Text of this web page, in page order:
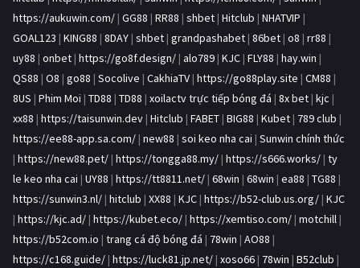
https://aukuwin.com/ | GG88 | RR88 | shbet | Hitclub | NHATVIP |
GOAL123 | KING88 | 8DAY | shbet | grandpashabet | 86bet | o8 | rr88 |
uy88 | onbet | https://go8f.design/ | alo789 | KJC | FLY88 | hay.win |
QS88 | O8 | go88 | Socolive | CakhiaTV | https://go88play.site | CM88 |
8US | Phim Moi | TD88 | TD88 | xoilactv trực tiếp bóng đá | 8x bet | kjc |
xx88 | https://taisunwin.dev | Hitclub | FABET | BIG88 | Kubet | 789 club |
https://ee88-app.sa.com/ | new88 | soi keo nha cai | Sunwin chính thức
| https://new88.pet/ | https://tongga88.my/ | https://s666.works/ | ty
le keo nha cai | UY88 | https://tt8811.net/ | 68win | 68win | ea88 | TG88 |
https://sunwin3.nl/ | hitclub | XX88 | KJC | https://b52-club.us.org/ | KJC
| https://kjc.ad/ | https://kubet.eco/ | https://xemtiso.com/ | motchill |
https://b52com.io | trang cá độ bóng đá | 78win | AO88 |
https://c168.guide/ | https://luck81.jp.net/ | xoso66 | 78win | B52club |